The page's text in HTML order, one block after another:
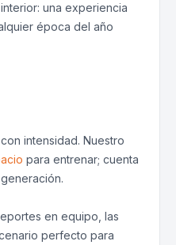
una experiencia
época del año
intensidad. Nuestro
para entrenar; cuenta
en equipo, las
perfecto para